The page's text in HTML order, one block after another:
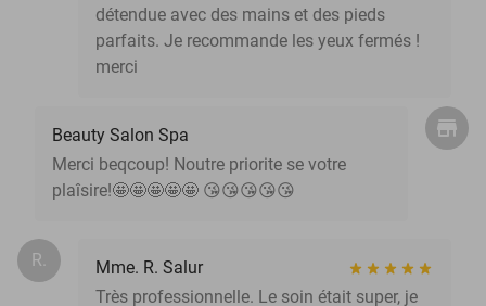
détendue avec des mains et des pieds
parfaits. Je recommande les yeux fermés !
merci
Beauty Salon Spa
Merci beqcoup! Noutre priorite se votre
plaîsire!🤩🤩🤩🤩🤩 😘😘😘😘😘
R.
Mme. R. Salur
Très professionnelle. Le soin était super, je